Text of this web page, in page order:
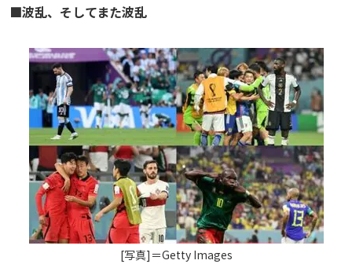
■波乱、そしてまた波乱
[写真]＝Getty Images